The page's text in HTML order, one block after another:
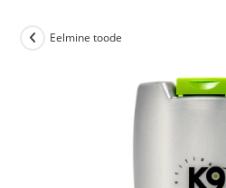
Eelmine toode